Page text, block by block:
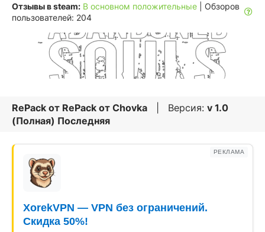
Отзывы в steam: В основном положительные
| Обзоров
пользователей: 204
RePack от RePack от Chovka | Версия: v 1.0
(Полная) Последняя
РЕКЛАМА
XorekVPN — VPN без ограничений.
Скидка 50%!